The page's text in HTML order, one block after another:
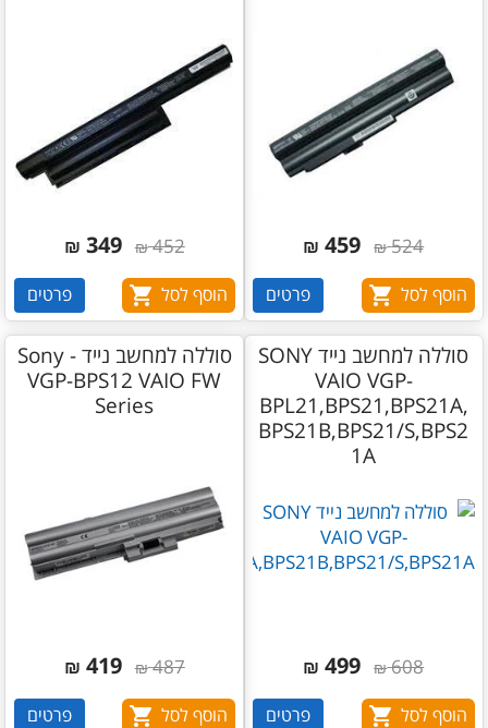
524
₪
459
₪
הוסף לסל פרטים
452
₪
349
₪
הוסף לסל פרטים
סוללה למחשב נייד SONY
VAIO VGP-
BPL21,BPS21,BPS21A,
BPS21B,BPS21/S,BPS2
1A
608
₪
499
₪
הוסף לסל פרטים
סוללה למחשב נייד - Sony
VGP-BPS12 VAIO FW
Series
487
₪
419
₪
הוסף לסל פרטים